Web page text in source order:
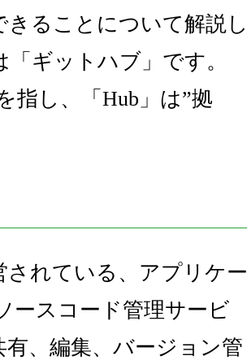
きることについて解説し
ギットハブ」です。
指し、「Hub」は”拠
されている、アプリケー
ースコード管理サービ
、編集、バージョン管